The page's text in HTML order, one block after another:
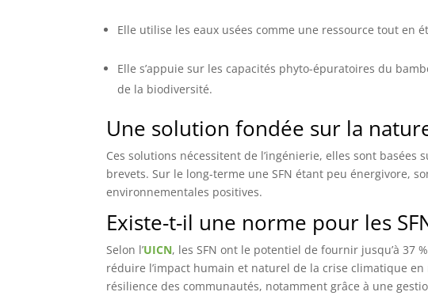
Elle utilise les eaux usées comme une ressource tout en
Elle s’appuie sur les capacités phyto-épuratoires du
de la biodiversité.
Une solution fondée sur la
Ces solutions nécessitent de l’ingénierie, elles sont
brevets. Sur le long-terme une SFN étant peu énergivore,
environnementales positives.
Existe-t-il une norme pour les
Selon l’UICN, les SFN ont le potentiel de fournir jusqu’à 37
réduire l’impact humain et naturel de la crise climatique
résilience des communautés, notamment grâce à une